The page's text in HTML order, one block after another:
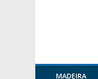
MADEIRA